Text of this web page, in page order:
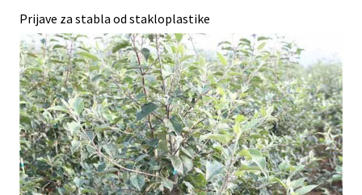
Prijave za stabla od stakloplastike